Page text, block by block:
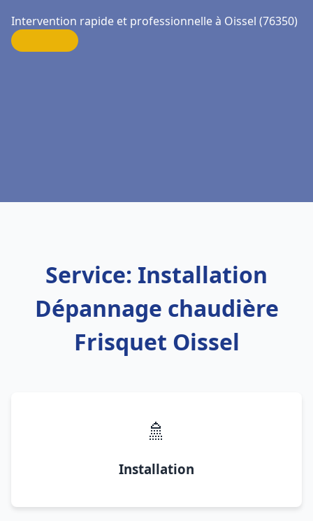
Intervention rapide et professionnelle à Oissel (76350)
Service: Installation
Dépannage chaudière
Frisquet Oissel
🚿
Installation